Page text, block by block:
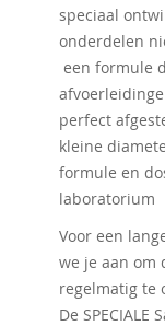
speciaal
onderdelen
een formule
perfect
kleine
formule en
laboratorium
Voor een
we je aan om
regelmatig te
De